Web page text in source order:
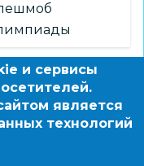
и сервисы
является
технологий